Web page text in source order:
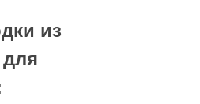
из
для